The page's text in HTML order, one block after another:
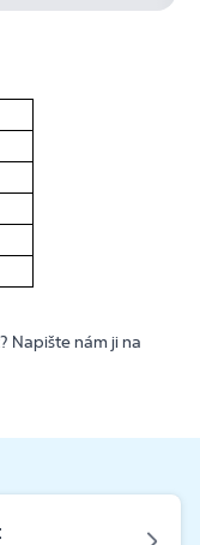
Napište nám ji na